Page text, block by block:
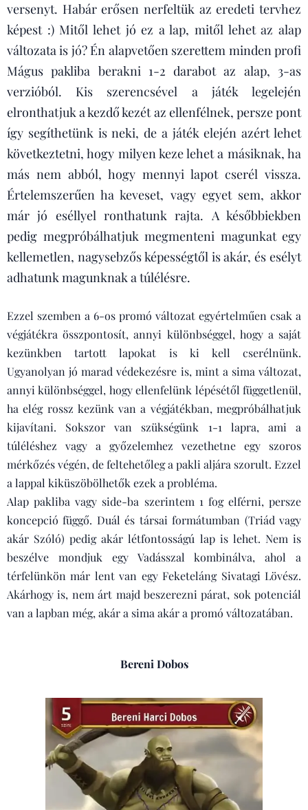
versenyt. Habár erősen nerfeltük az eredeti tervhez
képest :) Mitől lehet jó ez a lap, mitől lehet az alap
változata is jó? Én alapvetően szerettem minden profi
Mágus pakliba berakni 1-2 darabot az alap, 3-as
verzióból. Kis szerencsével a játék legelején
elronthatjuk a kezdő kezét az ellenfélnek, persze pont
így segíthetünk is neki, de a játék elején azért lehet
következtetni, hogy milyen keze lehet a másiknak, ha
más nem abból, hogy mennyi lapot cserél vissza.
Értelemszerűen ha keveset, vagy egyet sem, akkor
már jó eséllyel ronthatunk rajta. A későbbiekben
pedig megpróbálhatjuk megmenteni magunkat egy
kellemetlen, nagysebzős képességtől is akár, és esélyt
adhatunk magunknak a túlélésre.
Ezzel szemben a 6-os promó változat egyértelműen csak a
végjátékra összpontosít, annyi különbséggel, hogy a saját
kezünkben tartott lapokat is ki kell cserélnünk.
Ugyanolyan jó marad védekezésre is, mint a sima változat,
annyi különbséggel, hogy ellenfelünk lépésétől függetlenül,
ha elég rossz kezünk van a végjátékban, megpróbálhatjuk
kijavítani. Sokszor van szükségünk 1-1 lapra, ami a
túléléshez vagy a győzelemhez vezethetne egy szoros
mérkőzés végén, de feltehetőleg a pakli aljára szorult. Ezzel
a lappal kiküszöbölhetők ezek a probléma.
Alap pakliba vagy side-ba szerintem 1 fog elférni, persze
koncepció függő. Duál és társai formátumban (Triád vagy
akár Szóló) pedig akár létfontosságú lap is lehet. Nem is
beszélve mondjuk egy Vadásszal kombinálva, ahol a
térfelünkön már lent van egy Feketeláng Sivatagi Lövész.
Akárhogy is, nem árt majd beszerezni párat, sok potenciál
van a lapban még, akár a sima akár a promó változatában.
Bereni Dobos